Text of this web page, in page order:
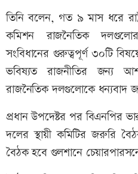
তিনি বলেন, গত ৯ মাস ধরে
কমিশন রাজনৈতিক
সংবিধানের গুরুত্বপূর্ণ ৩০টি
ভবিষ্যত রাজনীতির জন্য
রাজনৈতিক দলগুলোকে ধন্যবাদ
প্রধান উপদেষ্টর পর বিএনপির
দলের স্থায়ী কমিটির জরুরি
বৈঠক হবে গুলশানে